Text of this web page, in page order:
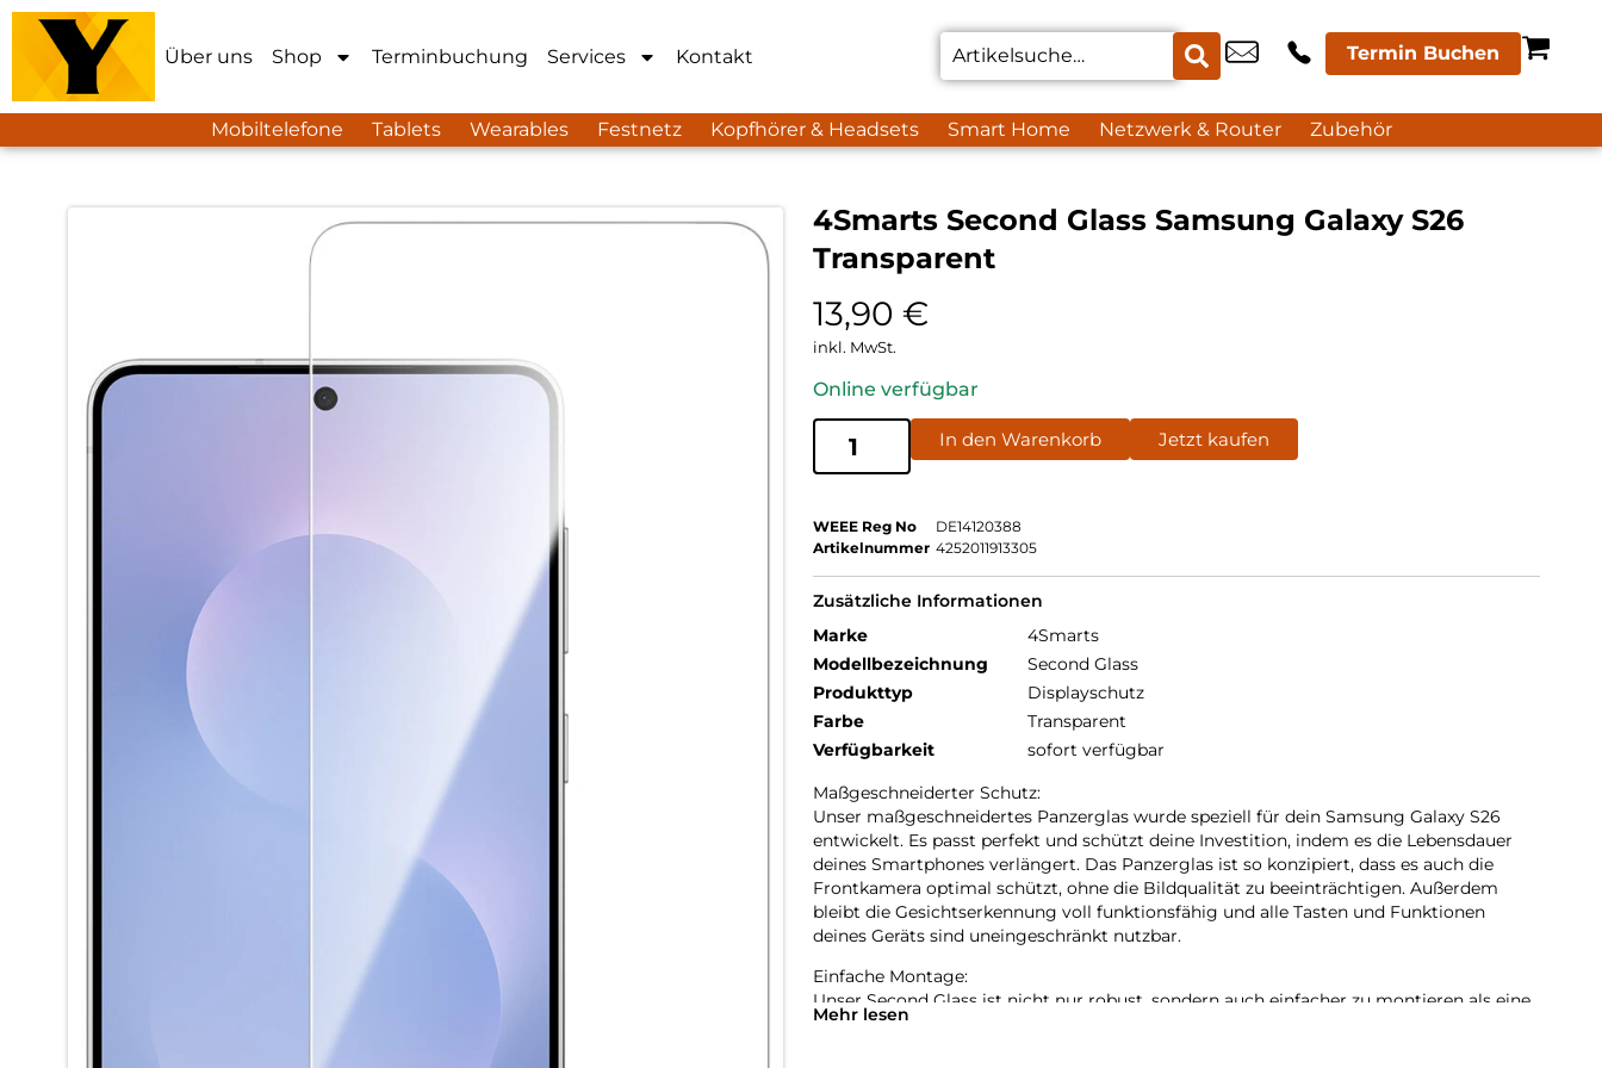
Über uns Shop Terminbuchung Services Kontakt Termin Buchen
Mobiltelefone Tablets Wearables Festnetz Kopfhörer & Headsets Smart Home Netzwerk & Router Zubehör
4Smarts Second Glass Samsung Galaxy S26
Transparent
13,90 €
inkl. MwSt.
Online verfügbar
In den Warenkorb Jetzt kaufen
WEEE Reg No
DE14120388
Artikelnummer 4252011913305
Zusätzliche Informationen
Marke
4Smarts
Modellbezeichnung
Second Glass
Produkttyp
Displayschutz
Farbe
Transparent
Verfügbarkeit
sofort verfügbar
Maßgeschneiderter Schutz:
Unser maßgeschneidertes Panzerglas wurde speziell für dein Samsung Galaxy S26
entwickelt. Es passt perfekt und schützt deine Investition, indem es die Lebensdauer
deines Smartphones verlängert. Das Panzerglas ist so konzipiert, dass es auch die
Frontkamera optimal schützt, ohne die Bildqualität zu beeinträchtigen. Außerdem
bleibt die Gesichtserkennung voll funktionsfähig und alle Tasten und Funktionen
deines Geräts sind uneingeschränkt nutzbar.
Einfache Montage:
Unser Second Glass ist nicht nur robust, sondern auch einfacher zu montieren als eine
Panzerfolie. Mit dem mitgelieferten Reinigungsset lässt sich das Schutzglas staubfrei
Mehr lesen